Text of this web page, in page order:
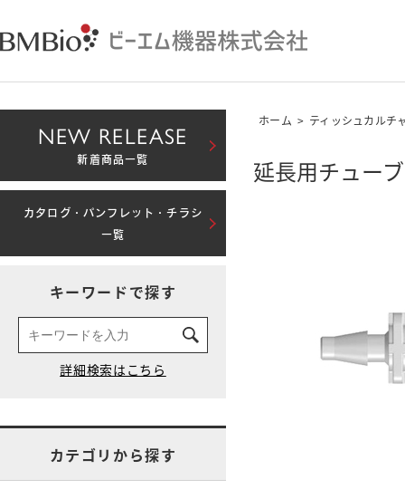
ホーム > ティッシュカルチ
延長用チュー
NEW RELEASE
新着商品一覧
カタログ・パンフレット・チラシ
一覧
キーワードで探す
カテゴリから探す